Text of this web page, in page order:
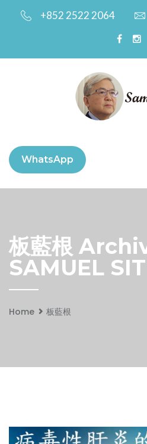
+852 2522 2064
WhatsApp
板藍根
SAMUEL SIT
Home 板藍根